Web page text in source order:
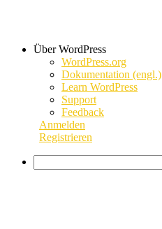
Über WordPress
WordPress.org
Dokumentation (engl.)
Learn WordPress
Support
Feedback
Anmelden
Registrieren